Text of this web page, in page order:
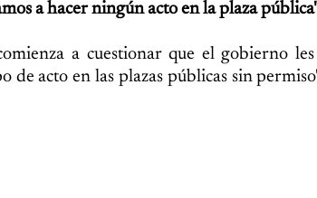
a hacer ningún acto en la plaza
a cuestionar que el gobierno
de acto en las plazas públicas sin